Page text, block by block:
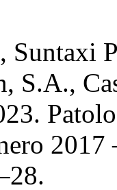
Suntaxi
S.A.,